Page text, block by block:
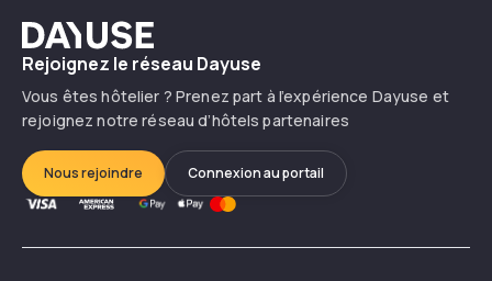
Dayuse
Rejoignez le réseau Dayuse
Vous êtes hôtelier ? Prenez part à l’expérience Dayuse et
rejoignez notre réseau d’hôtels partenaires
Nous rejoindre Connexion au portail